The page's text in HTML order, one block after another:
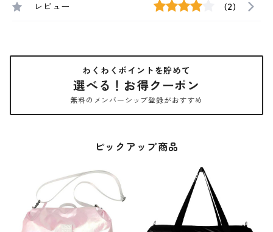
レビュー (2)
わくわくポイントを貯めて
選べる！お得クーポン
無料のメンバーシップ登録がおすすめ
ピックアップ商品